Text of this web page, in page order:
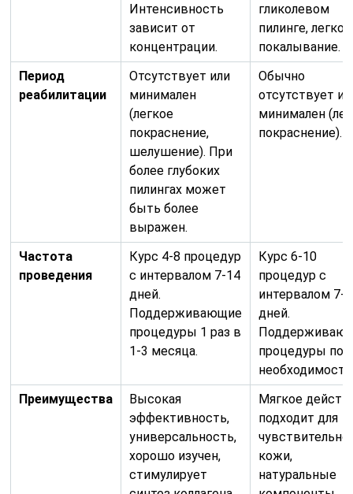
Интенсивность
зависит от
концентрации.
гликолевом
пилинге, легкое
покалывание.
Период
реабилитации
Отсутствует или
минимален
(легкое
покраснение,
шелушение). При
более глубоких
пилингах может
быть более
выражен.
Обычно
отсутствует
минимален
покраснение).
Частота
проведения
Курс 4-8 процедур
с интервалом 7-14
дней.
Поддерживающие
процедуры 1 раз в
1-3 месяца.
Курс 6-10
процедур с
интервалом 7-
дней.
процедуры по
Преимущества
Высокая
эффективность,
универсальность,
хорошо изучен,
стимулирует
Мягкое
подходит для
кожи,
натуральные